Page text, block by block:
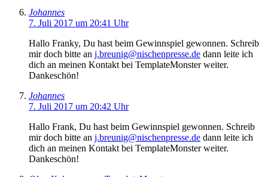
Johannes
7. Juli 2017 um 20:41 Uhr
Hallo Franky, Du hast beim Gewinnspiel gewonnen. Schreib
mir doch bitte an j.breunig@nischenpresse.de dann leite ich
dich an meinen Kontakt bei TemplateMonster weiter.
Dankeschön!
Johannes
7. Juli 2017 um 20:42 Uhr
Hallo Frank, Du hast beim Gewinnspiel gewonnen. Schreib
mir doch bitte an j.breunig@nischenpresse.de dann leite ich
dich an meinen Kontakt bei TemplateMonster weiter.
Dankeschön!